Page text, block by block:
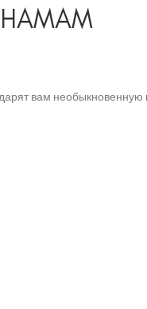
вам необыкновенную